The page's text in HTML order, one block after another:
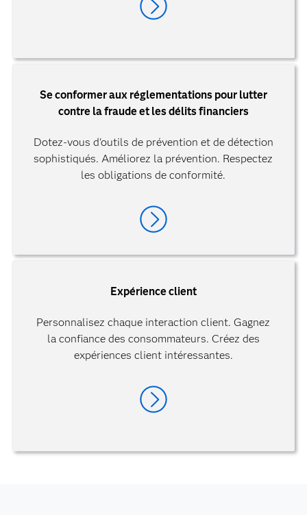
Se conformer aux réglementations pour lutter
contre la fraude et les délits financiers
Dotez-vous d'outils de prévention et de détection
sophistiqués. Améliorez la prévention. Respectez
les obligations de conformité.
Expérience client
Personnalisez chaque interaction client. Gagnez
la confiance des consommateurs. Créez des
expériences client intéressantes.